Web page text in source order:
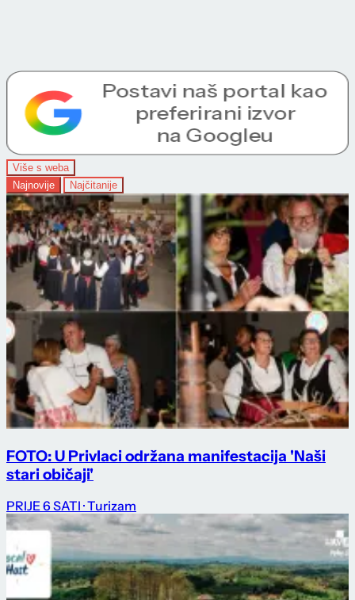
Više s weba
Najnovije
Najčitanije
FOTO: U Privlaci održana manifestacija 'Naši
stari običaji'
PRIJE 6 SATI · Turizam